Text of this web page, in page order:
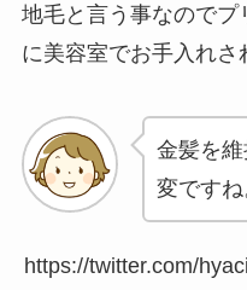
地毛と言う事なので
に美容室でお手入れさ
金髪を
変ですね
https://twitter.com/